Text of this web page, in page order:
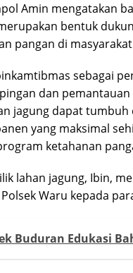
Amin mengatakan
bentuk
pangan di
sebagai
dan
jagung dapat
yang maksimal
ketahanan
lahan jagung, Ibin,
Waru kepada
Buduran Edukasi